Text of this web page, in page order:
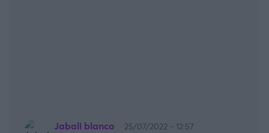
Jabali blanco
25/07/2022 - 12:57